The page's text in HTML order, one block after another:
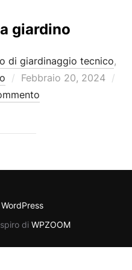
giardino
di giardinaggio tecnico,
Pubblicato
il
Febbraio 20, 2024
di WPZOOM